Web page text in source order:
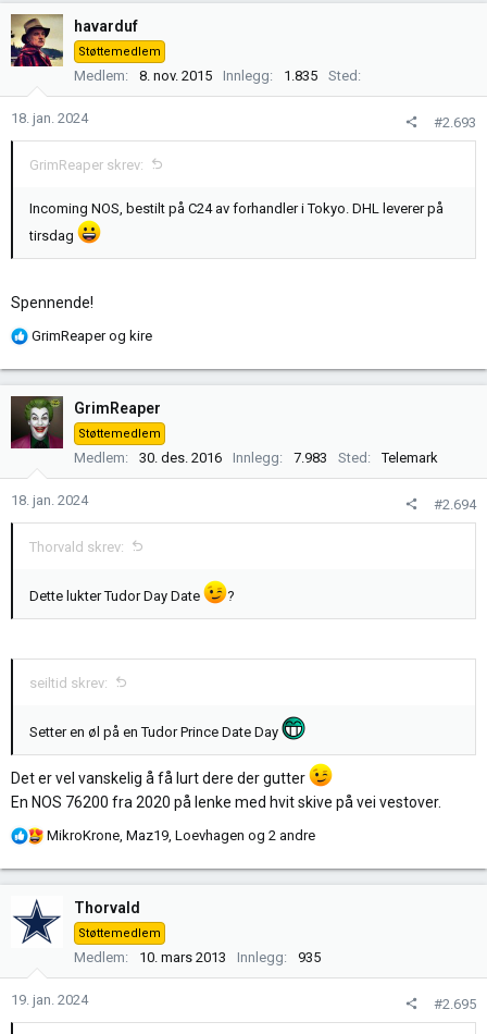
k
s
j
e
:
havarduf
Støttemedlem
Medlem 8. nov. 2015 Innlegg 1.835 Sted
18. jan. 2024 #2.693
GrimReaper skrev:
Incoming NOS, bestilt på C24 av forhandler i Tokyo. DHL leverer på
tirsdag
Spennende!
R
k
s
j
e
:
GrimReaperog kire
GrimReaper
Støttemedlem
Medlem 30. des. 2016 Innlegg 7.983 Sted Telemark
18. jan. 2024 #2.694
Thorvald skrev:
Dette lukter Tudor Day Date ?
seiltid skrev:
Setter en øl på en Tudor Prince Date Day
Det er vel vanskelig å få lurt dere der gutter
En NOS 76200 fra 2020 på lenke med hvit skive på vei vestover.
R
s
j
e
MikroKrone Maz19 Loevhagen og 2 andre
Thorvald
Støttemedlem
Medlem 10. mars 2013 Innlegg 935
19. jan. 2024 #2.695